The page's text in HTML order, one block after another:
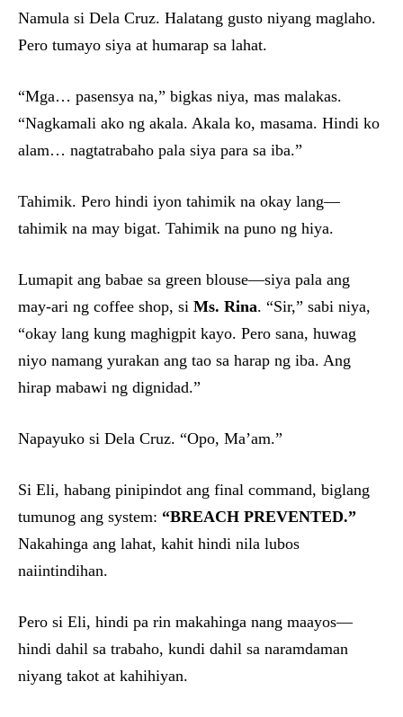
Namula si Dela Cruz. Halatang gusto niyang maglaho.
Pero tumayo siya at humarap sa lahat.
“Mga… pasensya na,” bigkas niya, mas malakas.
“Nagkamali ako ng akala. Akala ko, masama. Hindi ko
alam… nagtatrabaho pala siya para sa iba.”
Tahimik. Pero hindi iyon tahimik na okay lang—
tahimik na may bigat. Tahimik na puno ng hiya.
Lumapit ang babae sa green blouse—siya pala ang
may-ari ng coffee shop, si Ms. Rina. “Sir,” sabi niya,
“okay lang kung maghigpit kayo. Pero sana, huwag
niyo namang yurakan ang tao sa harap ng iba. Ang
hirap mabawi ng dignidad.”
Napayuko si Dela Cruz. “Opo, Ma’am.”
Si Eli, habang pinipindot ang final command, biglang
tumunog ang system: “BREACH PREVENTED.”
Nakahinga ang lahat, kahit hindi nila lubos
naiintindihan.
Pero si Eli, hindi pa rin makahinga nang maayos—
hindi dahil sa trabaho, kundi dahil sa naramdaman
niyang takot at kahihiyan.